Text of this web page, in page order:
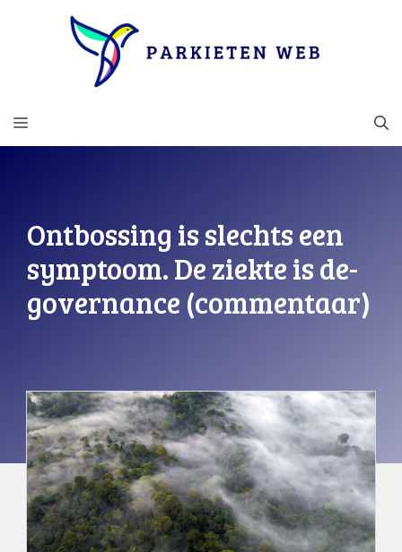
MENU
Ontbossing is slechts een
symptoom. De ziekte is de-
governance (commentaar)